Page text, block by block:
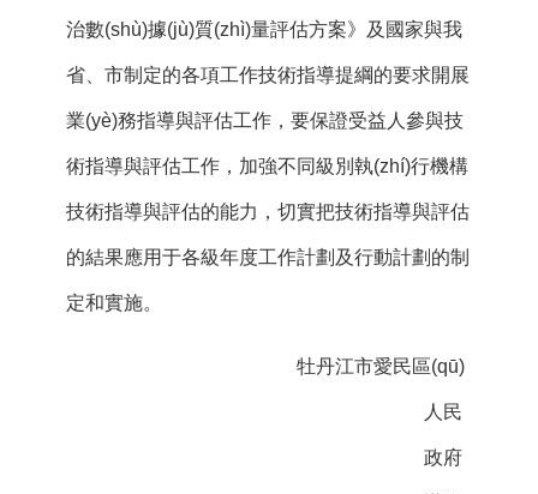
治數(shù)據(jù)質(zhì)量評估方案》及國家與我
省、市制定的各項工作技術指導提綱的要求開展
業(yè)務指導與評估工作，要保證受益人參與技
術指導與評估工作，加強不同級別執(zhí)行機構
技術指導與評估的能力，切實把技術指導與評估
的結果應用于各級年度工作計劃及行動計劃的制
定和實施。
牡丹江市愛民區(qū)
人民
政府